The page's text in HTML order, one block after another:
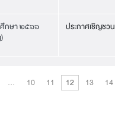
ศึกษา ๒๕๖๖
ประกาศเชิญชวน
… 10 11 12 13 14